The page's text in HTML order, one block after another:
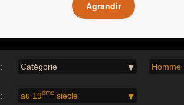
Agrandir
Catégorie Homme
au 19ème siècle